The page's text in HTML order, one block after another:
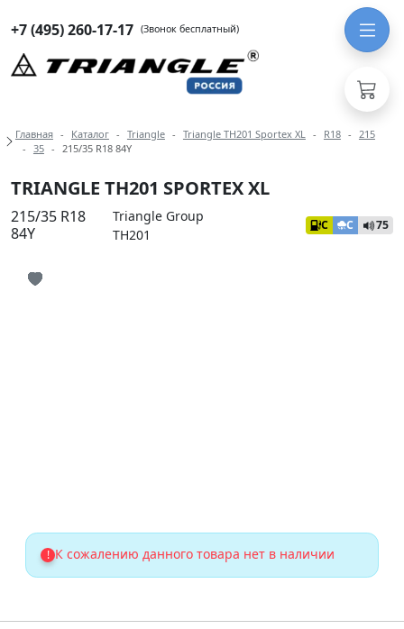
+7 (495) 260-17-17 (Звонок бесплатный)
Навигация по разделам модели
Главная Каталог Triangle Triangle TH201 Sportex XL R18
215
35
215/35 R18 84Y
TRIANGLE TH201 SPORTEX XL
215/35 R18
84Y
Triangle Group
TH201
C C 75
! К сожалению данного товара нет в наличии